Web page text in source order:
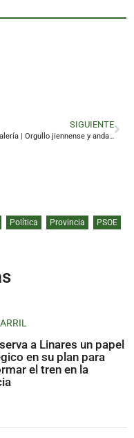
SIGUIENTE
Galería | Orgullo jiennense y andaluz
Política Provincia
PSOE
a Linares un papel
en su plan para
el tren en la